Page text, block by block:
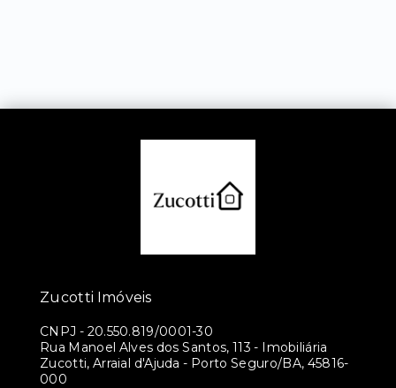
Zucotti Imóveis
CNPJ - 20.550.819/0001-30
Rua Manoel Alves dos Santos, 113 - Imobiliária
Zucotti, Arraial d'Ajuda - Porto Seguro/BA, 45816-
000